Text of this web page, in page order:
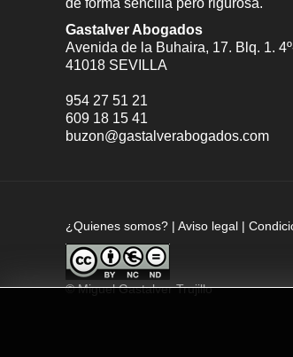
Gastalver Abogados
Avenida de la Buhaira, 17. Blq. 1.
41018 SEVILLA
954 27 51 21
609 18 15 41
buzon@gastalverabogados.com
¿Quienes somos? | Aviso legal |
©Miguel Gastalver Trujillo